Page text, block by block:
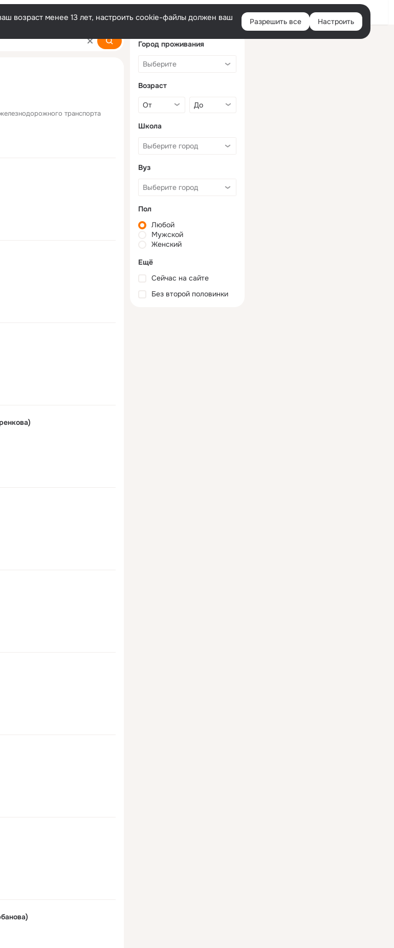
Войти
возраст менее 13 лет, настроить cookie-файлы должен ваш
Разрешить все Настроить
транспорта
Город проживания
Возраст
Школа
Вуз
Пол
Любой
Мужской
Женский
Ещё
Сейчас на сайте
Без второй половинки